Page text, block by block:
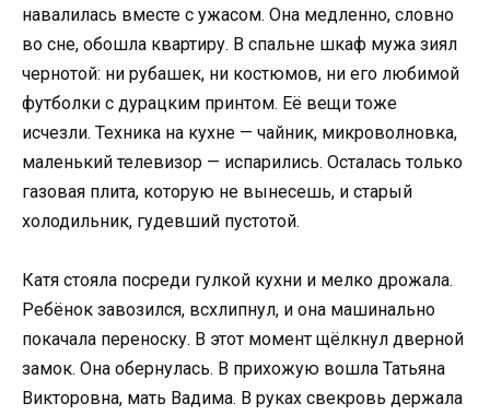
навалилась вместе с ужасом. Она медленно, словно
во сне, обошла квартиру. В спальне шкаф мужа зиял
чернотой: ни рубашек, ни костюмов, ни его любимой
футболки с дурацким принтом. Её вещи тоже
исчезли. Техника на кухне — чайник, микроволновка,
маленький телевизор — испарились. Осталась только
газовая плита, которую не вынесешь, и старый
холодильник, гудевший пустотой.
Катя стояла посреди гулкой кухни и мелко дрожала.
Ребёнок завозился, всхлипнул, и она машинально
покачала переноску. В этот момент щёлкнул дверной
замок. Она обернулась. В прихожую вошла Татьяна
Викторовна, мать Вадима. В руках свекровь держала